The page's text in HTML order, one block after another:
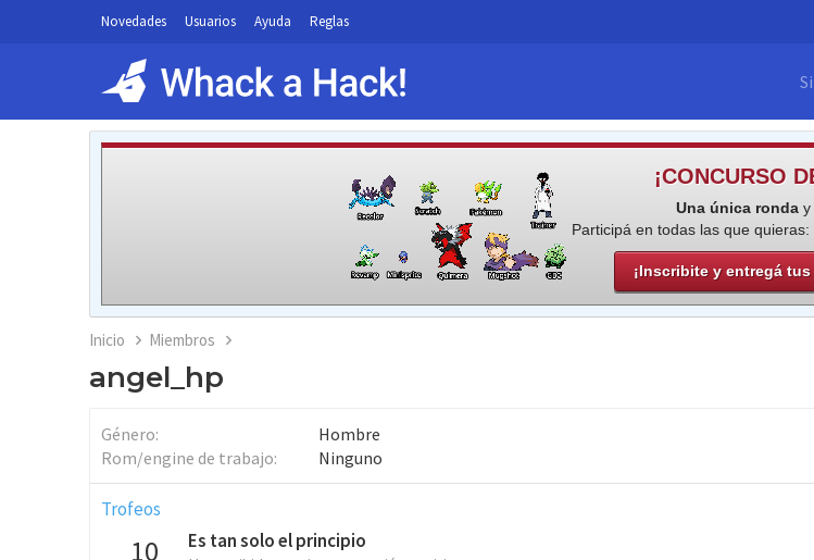
Novedades Usuarios Ayuda Reglas
¡CONCURSO
Una única ronday
Participá en todas las que quieras:
¡Inscribite y entregá
Inicio Miembros
angel_hp
Género
Hombre
Rom/engine de trabajo
Ninguno
Trofeos
10 Es tan solo el principio